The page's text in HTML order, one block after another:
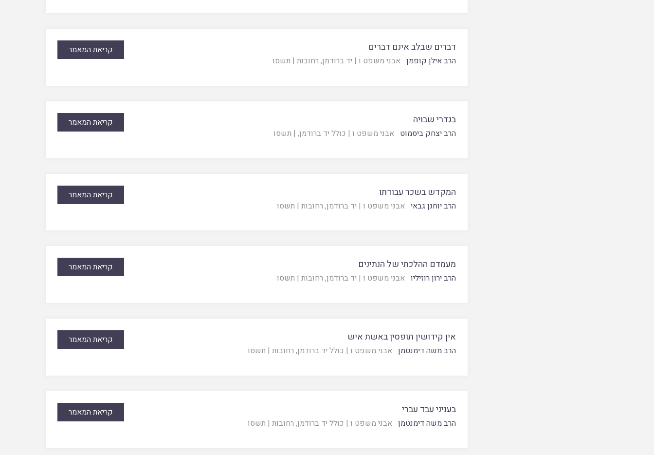
דברים שבלב אינם דברים
הרב אילן קופמן אבני משפט ו | יד ברודמן, רחובות | תשסו
קריאת המאמר
בגדרי שבויה
הרב יצחק ביסמוט אבני משפט ו | כולל יד ברודמן, | תשסו
קריאת המאמר
המקדש בשכר עבודתו
הרב יוחנן גבאי אבני משפט ו | יד ברודמן, רחובות | תשסו
קריאת המאמר
מעמדם ההלכתי של הנתינים
הרב ירון רוזיליו אבני משפט ו | יד ברודמן, רחובות | תשסו
קריאת המאמר
אין קידושין תופסין באשת איש
הרב משה דימנטמן אבני משפט ו | כולל יד ברודמן, רחובות | תשסו
קריאת המאמר
בעניני עבד עברי
הרב משה דימנטמן אבני משפט ו | כולל יד ברודמן, רחובות | תשסו
קריאת המאמר